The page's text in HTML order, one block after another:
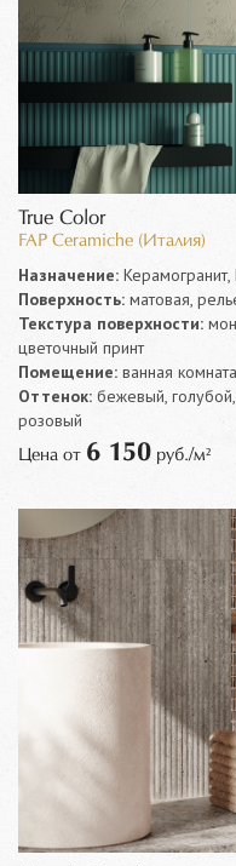
True Color
FAP Ceramiche (Италия)
Назначение: Керамогранит,
Поверхность: матовая,
Текстура поверхности:
цветочный принт
Помещение: ванная
Оттенок: бежевый,
розовый
Цена от 6 150 руб./м²